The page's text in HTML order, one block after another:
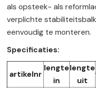
als opsteek- als
verplichte
eenvoudig te monteren.
Specificaties:
artikelnr
lengte
in
lengte
uit